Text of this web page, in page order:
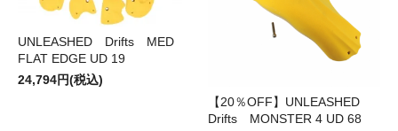
UNLEASHED Drifts MED
FLAT EDGE UD 19
24,794円(税込)
【20％OFF】UNLEASHED
Drifts MONSTER 4 UD 68